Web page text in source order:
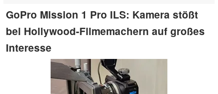
GoPro Mission 1 Pro ILS: Kamera stößt
bei Hollywood-Filmemachern auf großes
Interesse